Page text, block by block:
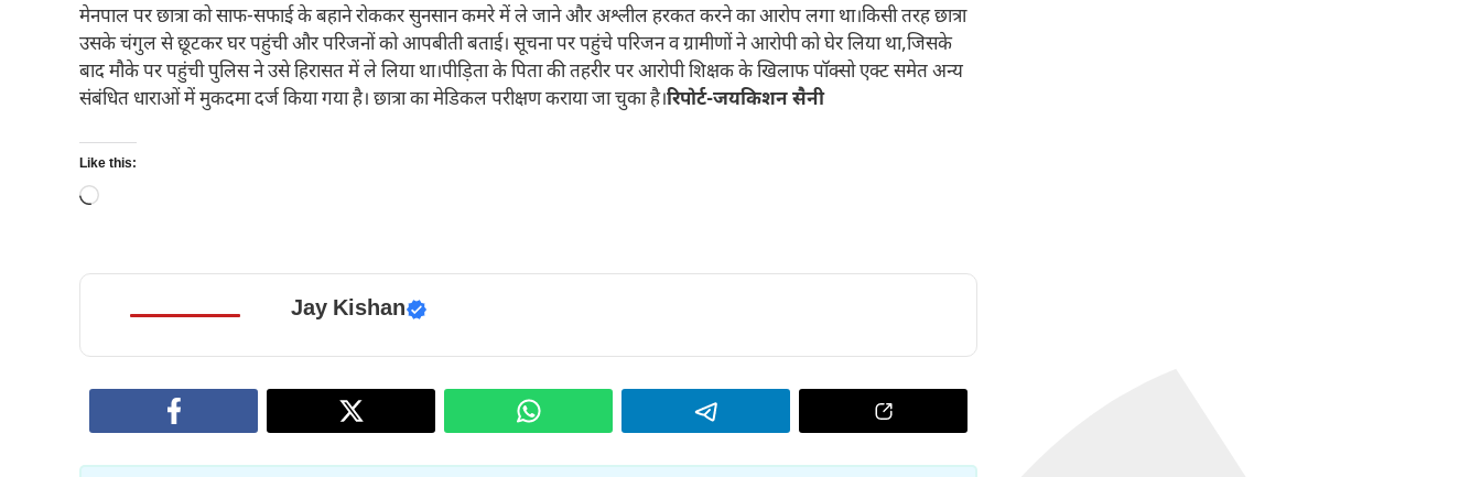
मेनपाल पर छात्रा को साफ-सफाई के बहाने रोककर सुनसान कमरे में ले जाने और अश्लील हरकत करने का आरोप लगा था।किसी तरह छात्रा
उसके चंगुल से छूटकर घर पहुंची और परिजनों को आपबीती बताई। सूचना पर पहुंचे परिजन व ग्रामीणों ने आरोपी को घेर लिया था,जिसके
बाद मौके पर पहुंची पुलिस ने उसे हिरासत में ले लिया था।पीड़िता के पिता की तहरीर पर आरोपी शिक्षक के खिलाफ पॉक्सो एक्ट समेत अन्य
संबंधित धाराओं में मुकदमा दर्ज किया गया है। छात्रा का मेडिकल परीक्षण कराया जा चुका है।रिपोर्ट-जयकिशन सैनी
Like this:
Loading…
Jay Kishan